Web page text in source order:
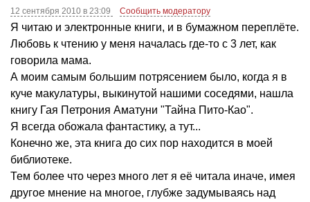
12 сентября 2010 в 23:09 Сообщить модератору
Я читаю и электронные книги, и в бумажном переплёте.
Любовь к чтению у меня началась где-то с 3 лет, как
говорила мама.
А моим самым большим потрясением было, когда я в
куче макулатуры, выкинутой нашими соседями, нашла
книгу Гая Петрония Аматуни "Тайна Пито-Као".
Я всегда обожала фантастику, а тут...
Конечно же, эта книга до сих пор находится в моей
библиотеке.
Тем более что через много лет я её читала иначе, имея
другое мнение на многое, глубже задумываясь над